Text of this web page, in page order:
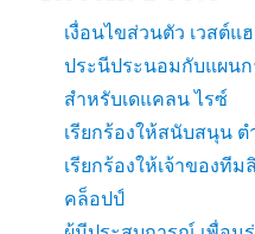
เงื่อนไขส่วนตัว เวสต์แ
ประนีประนอมกับแผนก
สำหรับเดแคลน ไรซ์
เรียกร้องให้สนับสนุน
เรียกร้องให้เจ้าของที
คล็อปป์